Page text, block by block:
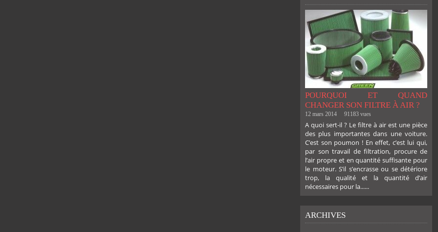
POURQUOI ET QUAND
CHANGER SON FILTRE À AIR ?
12 mars 2014 91183 vues
A quoi sert-il ? Le filtre à air est une pièce
des plus importantes dans une voiture.
C’est son poumon ! En effet, c’est lui qui,
par son travail de filtration, procure de
l’air propre et en quantité suffisante pour
le moteur. S’il s’encrasse ou se détériore
trop, la qualité et la quantité d’air
nécessaires pour la......
ARCHIVES